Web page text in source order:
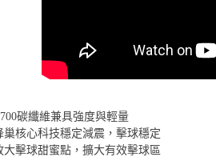
碳纖維兼具強度與輕量
巢核心科技穩定減震，擊球穩定
大擊球甜蜜點，擴大有效擊球區